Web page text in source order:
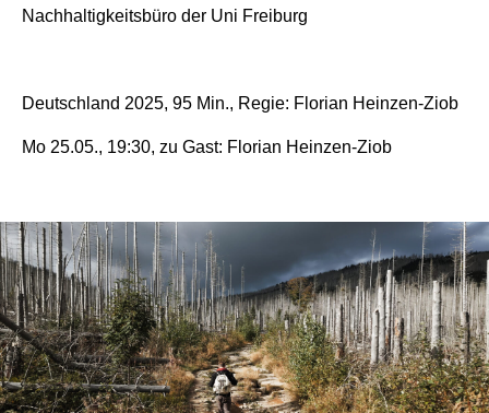
Nachhaltigkeitsbüro der Uni Freiburg
Deutschland 2025, 95 Min., Regie: Florian Heinzen-Ziob
Mo 25.05., 19:30, zu Gast: Florian Heinzen-Ziob